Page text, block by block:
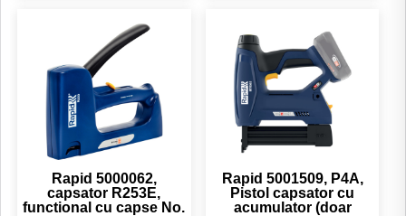
Rapid 5000062,
capsator R253E,
functional cu capse No.
Rapid 5001509, P4A,
Pistol capsator cu
acumulator (doar